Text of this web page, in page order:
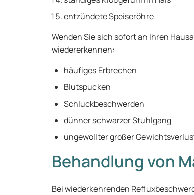
entzündete Speiseröhre
Wenden Sie sich sofort an Ihren
wiedererkennen:
häufiges Erbrechen
Blutspucken
Schluckbeschwerden
dünner schwarzer Stuhlgang
ungewollter großer
Behandlung von
Bei wiederkehrenden